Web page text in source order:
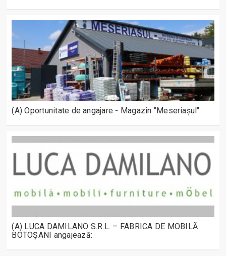
(A) Oportunitate de angajare - Magazin "Meseriașul"
(A) LUCA DAMILANO S.R.L. – FABRICA DE MOBILĂ
BOTOȘANI angajează: